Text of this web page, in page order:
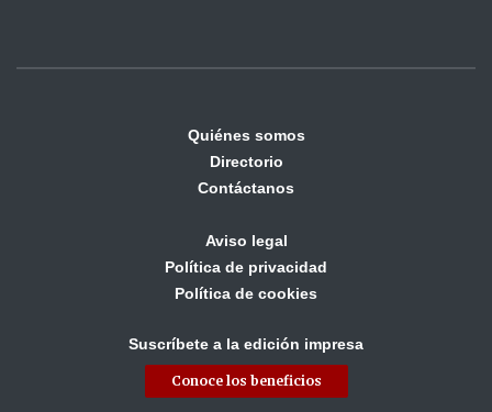
Quiénes somos
Directorio
Contáctanos
Aviso legal
Política de privacidad
Política de cookies
Suscríbete a la edición impresa
Conoce los beneficios